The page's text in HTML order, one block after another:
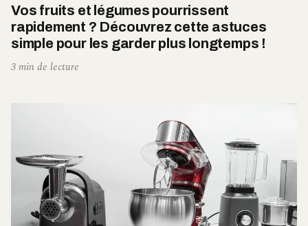
Vos fruits et légumes pourrissent
rapidement ? Découvrez cette astuces
simple pour les garder plus longtemps !
3 min de lecture